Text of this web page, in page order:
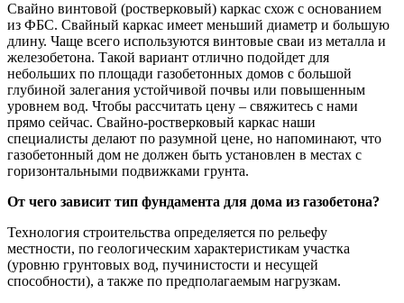
Свайно винтовой (ростверковый) каркас схож с основанием
из ФБС. Свайный каркас имеет меньший диаметр и большую
длину. Чаще всего используются винтовые сваи из металла и
железобетона. Такой вариант отлично подойдет для
небольших по площади газобетонных домов с большой
глубиной залегания устойчивой почвы или повышенным
уровнем вод. Чтобы рассчитать цену – свяжитесь с нами
прямо сейчас. Свайно-ростверковый каркас наши
специалисты делают по разумной цене, но напоминают, что
газобетонный дом не должен быть установлен в местах с
горизонтальными подвижками грунта.
От чего зависит тип фундамента для дома из газобетона?
Технология строительства определяется по рельефу
местности, по геологическим характеристикам участка
(уровню грунтовых вод, пучинистости и несущей
способности), а также по предполагаемым нагрузкам.